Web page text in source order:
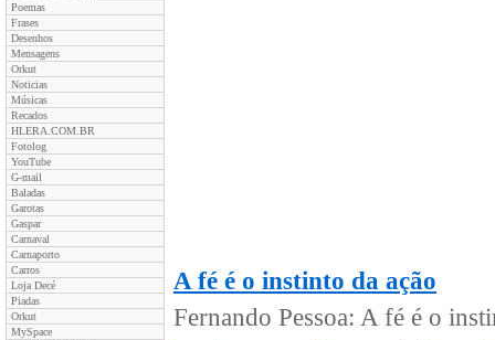
Poemas
Frases
Desenhos
Mensagens
Orkut
Noticias
Músicas
Recados
HLERA.COM.BR
Fotolog
YouTube
G-mail
Baladas
Garotas
Gaspar
Carnaval
Carnaporto
Carros
Loja Decé
Piadas
Orkut
MySpace
A fé é o instinto da ação
Fernando Pessoa: A fé é o